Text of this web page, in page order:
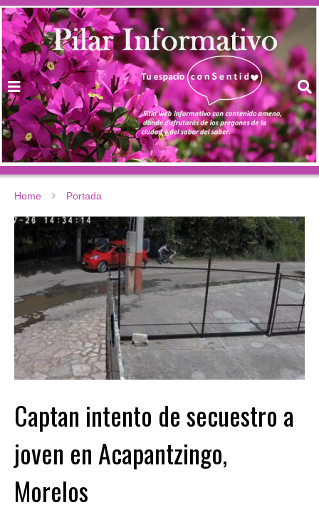
Home Portada
Captan intento de secuestro a
joven en Acapantzingo,
Morelos